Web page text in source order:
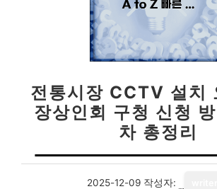
전통시장 CCTV 설치
장상인회 구청 신청
차 총정리
2025-12-09 작성자: